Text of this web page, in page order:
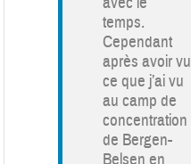
temps.
Cependant
après avoir vu
ce que j’ai vu
au camp de
concentration
de Bergen-
Belsen en